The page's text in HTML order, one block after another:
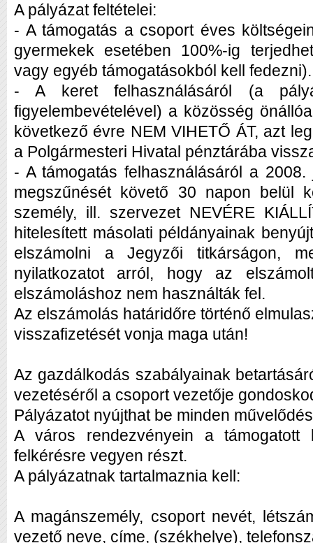
A pályázat feltételei:
- A támogatás a csoport éves
gyermekek esetében 100%-ig
vagy egyéb támogatásokból kell fedezni).
- A keret felhasználásáról (a
figyelembevételével) a közösség
következő évre NEM VIHETŐ ÁT, azt
a Polgármesteri Hivatal pénztárába
- A támogatás felhasználásáról a
megszűnését követő 30 napon belül
személy, ill. szervezet NEVÉRE
hitelesített másolati példányainak
elszámolni a Jegyzői titkárságon,
nyilatkozatot arról, hogy az
elszámoláshoz nem használták fel.
Az elszámolás határidőre történő
visszafizetését vonja maga után!
Az gazdálkodás szabályainak
vezetéséről a csoport vezetője
Pályázatot nyújthat be minden
A város rendezvényein a támogatott
felkérésre vegyen részt.
A pályázatnak tartalmaznia kell:
A magánszemély, csoport nevét,
vezető neve, címe, (székhelye),